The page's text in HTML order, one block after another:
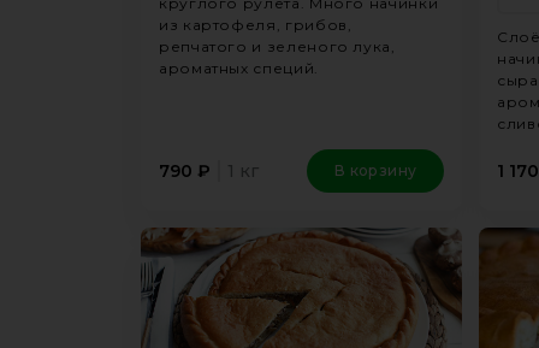
из картофеля, грибов,
репчатого и зеленого лука,
ароматных специй.
790 ₽ 1 кг В корзину 1 170